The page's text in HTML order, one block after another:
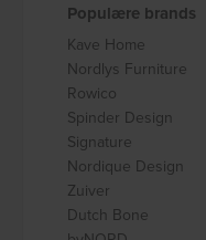
Populære brands
Kave Home
Nordlys Furniture
Rowico
Spinder Design
Signature
Nordique Design
Zuiver
Dutch Bone